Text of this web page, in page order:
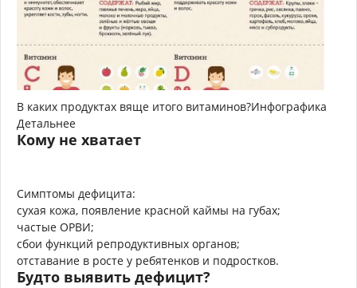
В каких продуктах вяще итого витаминов?Инфографика
Детальнее
Кому не хватает
Симптомы дефицита:
сухая кожа, появление красной каймы на губах;
частые ОРВИ;
сбои функций репродуктивных органов;
отставание в росте у ребятенков и подростков.
Будто выявить дефицит?